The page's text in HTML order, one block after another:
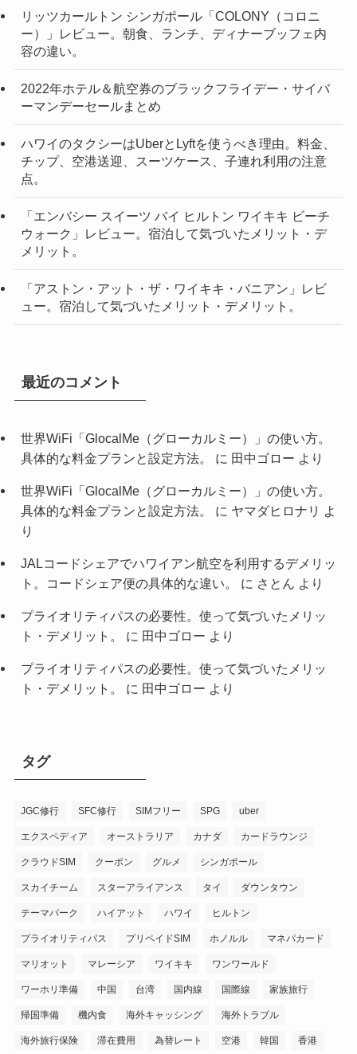
リッツカールトン シンガポール「COLONY（コロニ
ー）」レビュー。朝食、ランチ、ディナーブッフェ内
容の違い。
2022年ホテル＆航空券のブラックフライデー・サイバ
ーマンデーセールまとめ
ハワイのタクシーはUberとLyftを使うべき理由。料金、
チップ、空港送迎、スーツケース、子連れ利用の注意
点。
「エンバシー スイーツ バイ ヒルトン ワイキキ ビーチ
ウォーク」レビュー。宿泊して気づいたメリット・デ
メリット。
「アストン・アット・ザ・ワイキキ・バニアン」レビ
ュー。宿泊して気づいたメリット・デメリット。
最近のコメント
世界WiFi「GlocalMe（グローカルミー）」の使い方。
具体的な料金プランと設定方法。
に 田中ゴロー より
世界WiFi「GlocalMe（グローカルミー）」の使い方。
具体的な料金プランと設定方法。
に ヤマダヒロナリ
よ
り
JALコードシェアでハワイアン航空を利用するデメリッ
ト。コードシェア便の具体的な違い。
に さとん より
プライオリティパスの必要性。使って気づいたメリッ
ト・デメリット。
に 田中ゴロー より
プライオリティパスの必要性。使って気づいたメリッ
ト・デメリット。
に 田中ゴロー より
タグ
JGC修行 SFC修行 SIMフリー SPG uber
エクスペディア オーストラリア カナダ カードラウンジ
クラウドSIM クーポン グルメ シンガポール
スカイチーム スターアライアンス タイ ダウンタウン
テーマパーク ハイアット ハワイ ヒルトン
プライオリティパス プリペイドSIM ホノルル マネパカード
マリオット マレーシア ワイキキ ワンワールド
ワーホリ準備 中国 台湾 国内線 国際線 家族旅行
帰国準備 機内食 海外キャッシング 海外トラブル
海外旅行保険 滞在費用 為替レート 空港 韓国 香港